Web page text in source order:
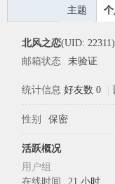
主题
北风之恋(UID: 22311)
邮箱状态
未验证
统计信息 好友数 0
性别 保密
活跃概况
用户组
在线时间
21 小时